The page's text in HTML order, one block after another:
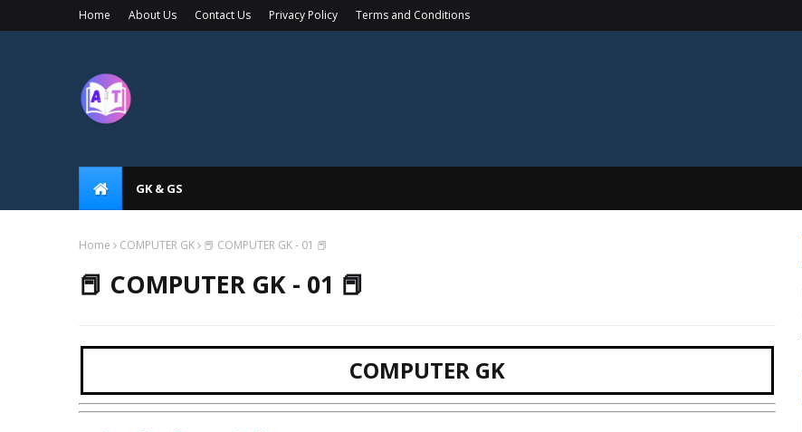
Home About Us Contact Us Privacy Policy Terms and Conditions
GK & GS
Home COMPUTER GK 📕 COMPUTER GK - 01 📕
📕 COMPUTER GK - 01 📕
COMPUTER GK